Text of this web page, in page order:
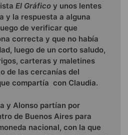
El Gráfico y unos lentes
y la respuesta a alguna
de verificar que
co­rrecta y que no había
luego de un corto saludo,
carteras y maletines
de las cercanías del
compartía con Claudia.
y Alonso partían por
de Buenos Aires para
nacional, con la que